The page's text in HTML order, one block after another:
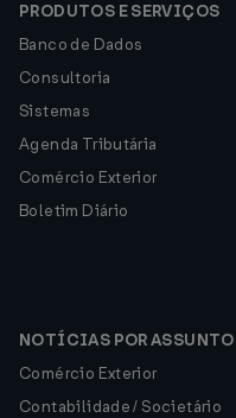
PRODUTOS E SERVIÇOS
Banco de Dados
Consultoria
Sistemas
Agenda Tributária
Comércio Exterior
Boletim Diário
NOTÍCIAS POR ASSUNTO
Comércio Exterior
Contabilidade / Societário